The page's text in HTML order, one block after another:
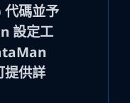
碼並予
設定工
提供詳